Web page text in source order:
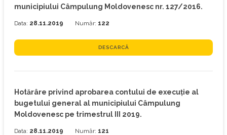
municipiului Câmpulung Moldovenesc nr. 127/2016.
Data: 28.11.2019 Număr: 122
DESCARCĂ
Hotărâre privind aprobarea contului de execuţie al
bugetului general al municipiului Câmpulung
Moldovenesc pe trimestrul III 2019.
Data: 28.11.2019 Număr: 121